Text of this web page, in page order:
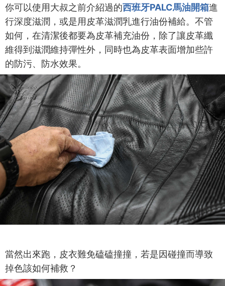
你可以使用大叔之前介紹過的西班牙PALC馬油開箱進
行深度滋潤，或是用皮革滋潤乳進行油份補給。不管
如何，在清潔後都要為皮革補充油份，除了讓皮革纖
維得到滋潤維持彈性外，同時也為皮革表面增加些許
的防污、防水效果。
當然出來跑，皮衣難免磕磕撞撞，若是因碰撞而導致
掉色該如何補救？